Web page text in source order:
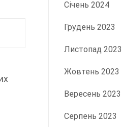
Січень 2024
Грудень 2023
Листопад 2023
Жовтень 2023
Вересень 2023
Серпень 2023